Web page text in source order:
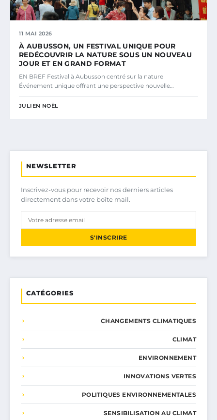
11 MAI 2026
À AUBUSSON, UN FESTIVAL UNIQUE POUR
REDÉCOUVRIR LA NATURE SOUS UN NOUVEAU
JOUR ET EN GRAND FORMAT
EN BREF Festival à Aubusson centré sur la nature
Événement unique offrant une perspective nouvelle…
JULIEN NOËL
NEWSLETTER
Inscrivez-vous pour recevoir nos derniers articles
directement dans votre boîte mail.
S'INSCRIRE
CATÉGORIES
CHANGEMENTS CLIMATIQUES
CLIMAT
ENVIRONNEMENT
INNOVATIONS VERTES
POLITIQUES ENVIRONNEMENTALES
SENSIBILISATION AU CLIMAT